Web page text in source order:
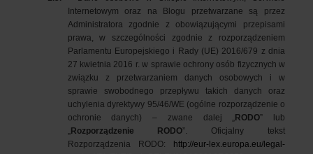
Internetowym oraz na Blogu przetwarzane są przez
Administratora zgodnie z obowiązującymi przepisami
prawa, w szczególności zgodnie z rozporządzeniem
Parlamentu Europejskiego i Rady (UE) 2016/679 z dnia
27 kwietnia 2016 r. w sprawie ochrony osób fizycznych w
związku z przetwarzaniem danych osobowych i w
sprawie swobodnego przepływu takich danych oraz
uchylenia dyrektywy 95/46/WE (ogólne rozporządzenie o
ochronie danych) – zwane dalej „RODO” lub
„Rozporządzenie RODO”. Oficjalny tekst
Rozporządzenia RODO:
http://eur-lex.europa.eu/legal-